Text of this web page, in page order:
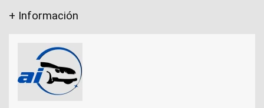
+ Información